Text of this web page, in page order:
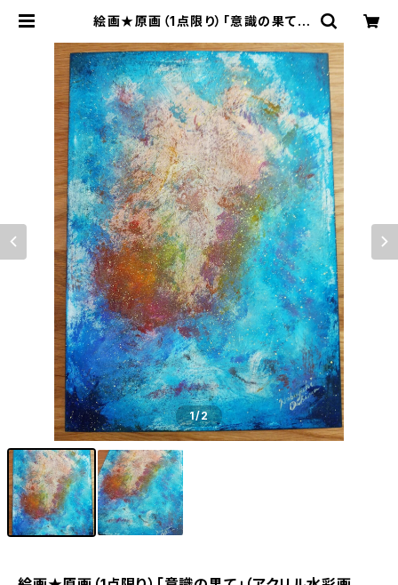
絵画★原画（1点限り）「意識の果て」
製作）【夜空・宇宙・スピリチュアル・手
描き・芸術・美術品・アート・アーティス
ト・インテリア】 | Nobuyuki Oshi
ma
1/2